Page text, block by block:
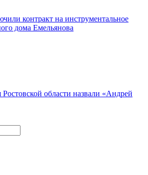
контракт на инструментальное
дома Емельянова
области назвали «Андрей